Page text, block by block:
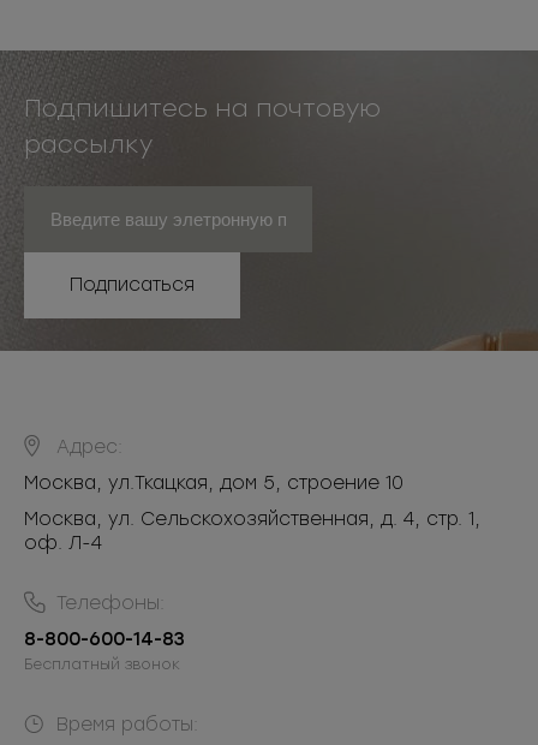
Подпишитесь на почтовую
рассылку
Подписаться
Адрес:
Москва, ул.Ткацкая, дом 5, строение 10
Москва, ул. Сельскохозяйственная, д. 4, стр. 1,
оф. Л-4
Телефоны:
8-800-600-14-83
Бесплатный звонок
Время работы: